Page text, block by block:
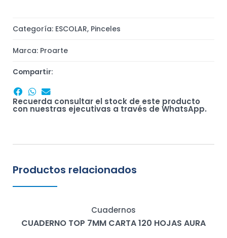
Categoría: ESCOLAR, Pinceles
Marca: Proarte
Compartir:
Recuerda consultar el stock de este producto
con nuestras ejecutivas a través de WhatsApp.
Productos relacionados
Cuadernos
CUADERNO TOP 7MM CARTA 120 HOJAS AURA